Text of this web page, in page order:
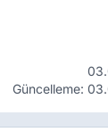
Güncelleme: